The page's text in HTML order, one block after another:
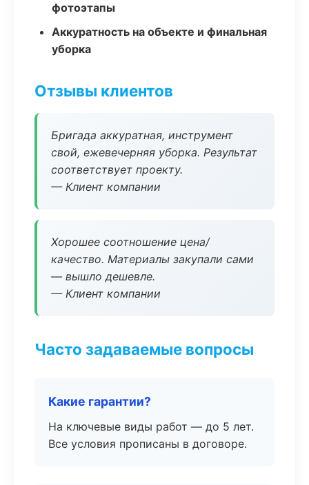
фотоэтапы
Аккуратность на объекте и финальная
уборка
Отзывы клиентов
Бригада аккуратная, инструмент
свой, ежевечерняя уборка. Результат
соответствует проекту.
— Клиент компании
Хорошее соотношение цена/
качество. Материалы закупали сами
— вышло дешевле.
— Клиент компании
Часто задаваемые вопросы
Какие гарантии?
На ключевые виды работ — до 5 лет.
Все условия прописаны в договоре.